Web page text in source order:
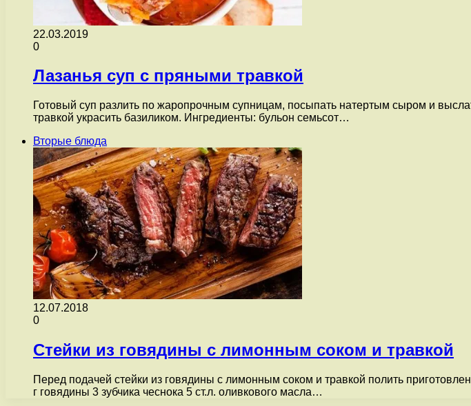
22.03.2019
0
Лазанья суп с пряными травкой
Готовый суп разлить по жаропрочным супницам, посыпать натертым сыром и
травкой украсить базиликом. Ингредиенты: бульон семьсот…
Вторые блюда
12.07.2018
0
Стейки из говядины с лимонным соком и травкой
Перед подачей стейки из говядины с лимонным соком и травкой полить
г говядины 3 зубчика чеснока 5 ст.л. оливкового масла…